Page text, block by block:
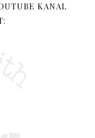
KANAL